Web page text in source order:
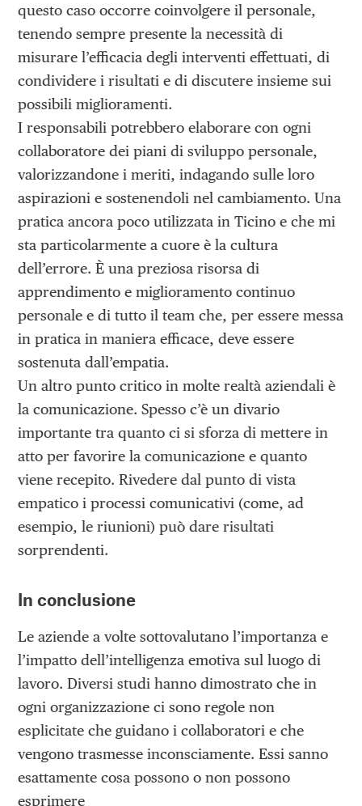
questo caso occorre coinvolgere il personale,
tenendo sempre presente la necessità di
misurare l’efficacia degli interventi effettuati, di
condividere i risultati e di discutere insieme sui
possibili miglioramenti.
I responsabili potrebbero elaborare con ogni
collaboratore dei piani di sviluppo personale,
valorizzandone i meriti, indagando sulle loro
aspirazioni e sostenendoli nel cambiamento. Una
pratica ancora poco utilizzata in Ticino e che mi
sta particolarmente a cuore è la cultura
dell’errore. È una preziosa risorsa di
apprendimento e miglioramento continuo
personale e di tutto il team che, per essere messa
in pratica in maniera efficace, deve essere
sostenuta dall’empatia.
Un altro punto critico in molte realtà aziendali è
la comunicazione. Spesso c’è un divario
importante tra quanto ci si sforza di mettere in
atto per favorire la comunicazione e quanto
viene recepito. Rivedere dal punto di vista
empatico i processi comunicativi (come, ad
esempio, le riunioni) può dare risultati
sorprendenti.
In conclusione
Le aziende a volte sottovalutano l’importanza e
l’impatto dell’intelligenza emotiva sul luogo di
lavoro. Diversi studi hanno dimostrato che in
ogni organizzazione ci sono regole non
esplicitate che guidano i collaboratori e che
vengono trasmesse inconsciamente. Essi sanno
esattamente cosa possono o non possono
esprimere